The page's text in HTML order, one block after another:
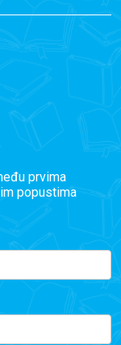
prvima
popustima